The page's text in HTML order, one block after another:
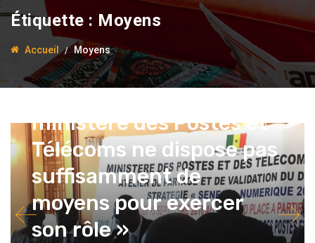
Étiquette : Moyens
Accueil Moyens
3 juin 2017 La Rédaction
Sénégal/OPTIC : « Le
ministère des Postes et
Télécoms ne dispose pas
suffisamment de
moyens pour exercer
son rôle »